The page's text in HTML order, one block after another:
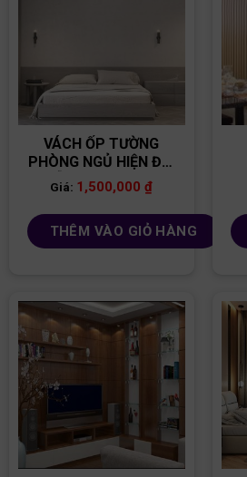
VÁCH ỐP TƯỜNG
PHÒNG NGỦ HIỆN ĐẠI
GỖ MDF VNPN08
Giá: 1,500,000₫
THÊM VÀO GIỎ HÀNG